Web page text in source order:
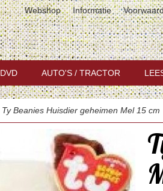
Webshop Informatie
DVD AUTO'S / TRACTOR
Ty Beanies Huisdier geheimen Mel 15 cm